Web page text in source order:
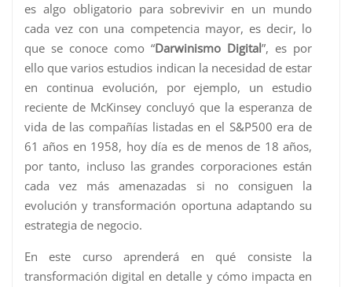
es algo obligatorio para sobrevivir en un mundo
cada vez con una competencia mayor, es decir, lo
que se conoce como “Darwinismo Digital”, es por
ello que varios estudios indican la necesidad de estar
en continua evolución, por ejemplo, un estudio
reciente de McKinsey concluyó que la esperanza de
vida de las compañías listadas en el S&P500 era de
61 años en 1958, hoy día es de menos de 18 años,
por tanto, incluso las grandes corporaciones están
cada vez más amenazadas si no consiguen la
evolución y transformación oportuna adaptando su
estrategia de negocio.
En este curso aprenderá en qué consiste la
transformación digital en detalle y cómo impacta en